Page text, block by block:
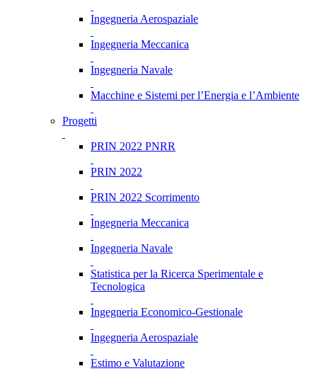
Ingegneria Aerospaziale
Ingegneria Meccanica
Ingegneria Navale
Macchine e Sistemi per l’Energia e l’Ambiente
Progetti
PRIN 2022 PNRR
PRIN 2022
PRIN 2022 Scorrimento
Ingegneria Meccanica
Ingegneria Navale
Statistica per la Ricerca Sperimentale e
Tecnologica
Ingegneria Economico-Gestionale
Ingegneria Aerospaziale
Estimo e Valutazione